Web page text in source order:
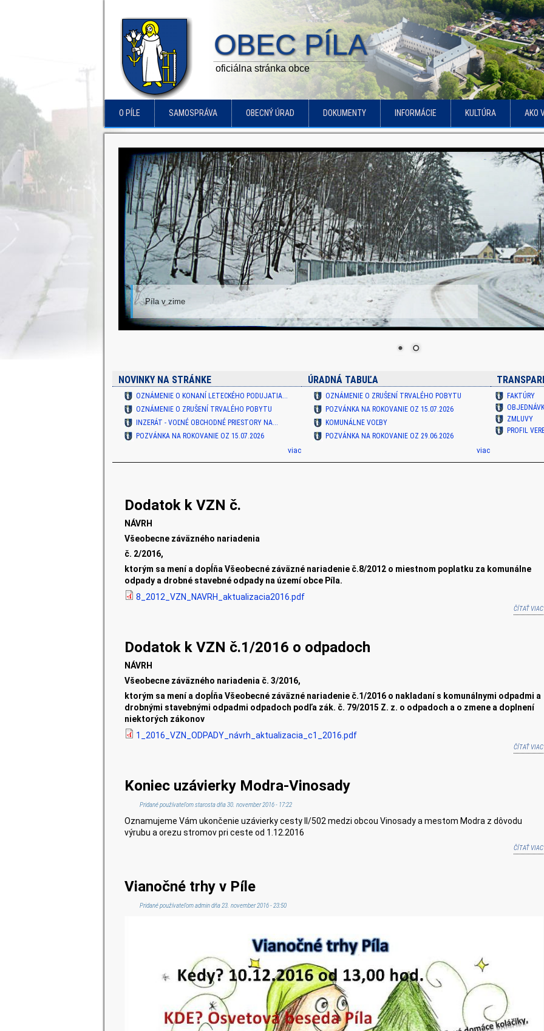
OBEC PÍLA
oficiálna stránka obce
O PÍLE SAMOSPRÁVA OBECNÝ ÚRAD DOKUMENTY INFORMÁCIE KULTÚRA AKO
Píla v zime
NOVINKY NA STRÁNKE
OZNÁMENIE O KONANÍ LETECKÉHO PODUJATIA...
OZNÁMENIE O ZRUŠENÍ TRVALÉHO POBYTU
INZERÁT - VOĽNÉ OBCHODNÉ PRIESTORY NA...
POZVÁNKA NA ROKOVANIE OZ 15.07.2026
viac
ÚRADNÁ TABUĽA
OZNÁMENIE O ZRUŠENÍ TRVALÉHO POBYTU
POZVÁNKA NA ROKOVANIE OZ 15.07.2026
KOMUNÁLNE VOĽBY
POZVÁNKA NA ROKOVANIE OZ 29.06.2026
viac
FAKTÚRY
ZMLUVY
PROFIL
Dodatok k VZN č.
NÁVRH
Všeobecne záväzného nariadenia
č. 2/2016,
ktorým sa mení a dopĺňa Všeobecné záväzné nariadenie č.8/2012 o miestnom poplatku za komunálne
odpady a drobné stavebné odpady na území obce Píla.
8_2012_VZN_NAVRH_aktualizacia2016.pdf
ČÍTAŤ VIAC
Dodatok k VZN č.1/2016 o odpadoch
NÁVRH
Všeobecne záväzného nariadenia č. 3/2016,
ktorým sa mení a dopĺňa Všeobecné záväzné nariadenie č.1/2016 o nakladaní s komunálnymi odpadmi a
drobnými stavebnými odpadmi odpadoch podľa zák. č. 79/2015 Z. z. o odpadoch a o zmene a doplnení
niektorých zákonov
1_2016_VZN_ODPADY_návrh_aktualizacia_c1_2016.pdf
ČÍTAŤ VIAC
Koniec uzávierky Modra-Vinosady
Pridané používateľomstarostadňa 30. november 2016 - 17:22
Oznamujeme Vám ukončenie uzávierky cesty II/502 medzi obcou Vinosady a mestom Modra z dôvodu
výrubu a orezu stromov pri ceste od 1.12.2016
ČÍTAŤ VIAC
Vianočné trhy v Píle
Pridané používateľomadmindňa 23. november 2016 - 23:50